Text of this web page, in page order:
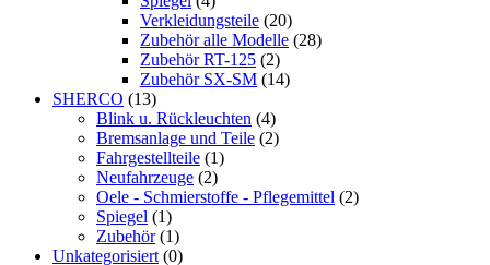
Verkleidungsteile (20)
Zubehör alle Modelle (28)
Zubehör RT-125 (2)
Zubehör SX-SM (14)
SHERCO (13)
Blink u. Rückleuchten (4)
Bremsanlage und Teile (2)
Fahrgestellteile (1)
Neufahrzeuge (2)
Oele - Schmierstoffe - Pflegemittel (2)
Spiegel (1)
Zubehör (1)
Unkategorisiert (0)